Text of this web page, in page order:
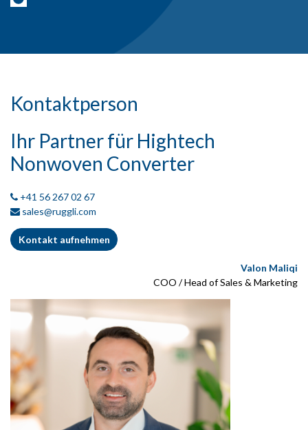
Kontaktperson
Ihr Partner für Hightech
Nonwoven Converter
+41 56 267 02 67
sales@ruggli.com
Kontakt aufnehmen
Valon Maliqi
COO / Head of Sales & Marketing